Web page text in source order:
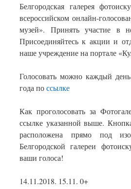
Белгородская галерея
всероссийском онлайн-
музей». Принять участие в
Присоединяйтесь к акции и
наше учреждение на портале
Голосовать можно каждый
года поссылке
Как проголосовать за
ссылке указанной выше.
расположена прямо под
Белгородской галереи
ваши голоса!
14.11.2018. 15.11. 0+